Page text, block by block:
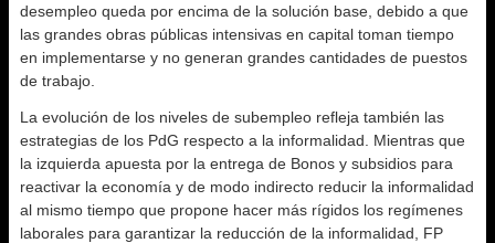
desempleo queda por encima de la solución base, debido a que
las grandes obras públicas intensivas en capital toman tiempo
en implementarse y no generan grandes cantidades de puestos
de trabajo.
La evolución de los niveles de subempleo refleja también las
estrategias de los PdG respecto a la informalidad. Mientras que
la izquierda apuesta por la entrega de Bonos y subsidios para
reactivar la economía y de modo indirecto reducir la informalidad
al mismo tiempo que propone hacer más rígidos los regímenes
laborales para garantizar la reducción de la informalidad, FP